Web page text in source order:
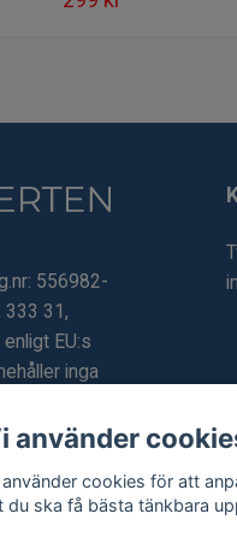
556982-
333 31,
EU:s
inga
använder
använder cookies för att
du ska få bästa tänkbara